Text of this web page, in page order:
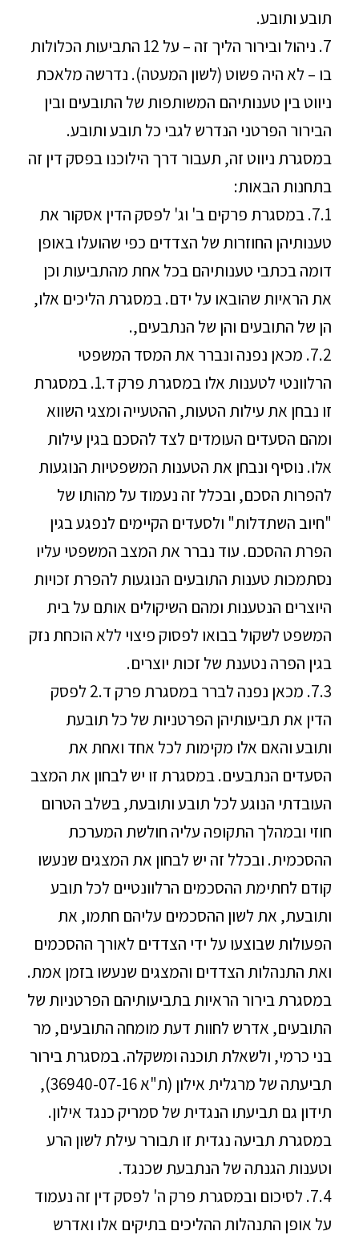
תובע ותובע.
7. ניהול ובירור הליך זה – על 12 התביעות הכלולות
בו – לא היה פשוט (לשון המעטה). נדרשה מלאכת
ניווט בין טענותיהם המשותפות של התובעים ובין
הבירור הפרטני הנדרש לגבי כל תובע ותובע.
במסגרת ניווט זה, תעבור דרך הילוכנו בפסק דין זה
בתחנות הבאות:
7.1. במסגרת פרקים ב' וג' לפסק הדין אסקור את
טענותיהן החוזרות של הצדדים כפי שהועלו באופן
דומה בכתבי טענותיהם בכל אחת מהתביעות וכן
את הראיות שהובאו על ידם. במסגרת הליכים אלו,
הן של התובעים והן של הנתבעים,.
7.2. מכאן נפנה ונברר את המסד המשפטי
הרלוונטי לטענות אלו במסגרת פרק ד.1. במסגרת
זו נבחן את עילות הטעות, ההטעייה ומצגי השווא
ומהם הסעדים העומדים לצד להסכם בגין עילות
אלו. נוסיף ונבחן את הטענות המשפטיות הנוגעות
להפרות הסכם, ובכלל זה נעמוד על מהותו של
"חיוב השתדלות" ולסעדים הקיימים לנפגע בגין
הפרת ההסכם. עוד נברר את המצב המשפטי עליו
נסתמכות טענות התובעים הנוגעות להפרת זכויות
היוצרים הנטענות ומהם השיקולים אותם על בית
המשפט לשקול בבואו לפסוק פיצוי ללא הוכחת נזק
בגין הפרה נטענת של זכות יוצרים.
7.3. מכאן נפנה לברר במסגרת פרק ד.2 לפסק
הדין את תביעותיהן הפרטניות של כל תובעת
ותובע והאם אלו מקימות לכל אחד ואחת את
הסעדים הנתבעים. במסגרת זו יש לבחון את המצב
העובדתי הנוגע לכל תובע ותובעת, בשלב הטרום
חוזי ובמהלך התקופה עליה חולשת המערכת
ההסכמית. ובכלל זה יש לבחון את המצגים שנעשו
קודם לחתימת ההסכמים הרלוונטיים לכל תובע
ותובעת, את לשון ההסכמים עליהם חתמו, את
הפעולות שבוצעו על ידי הצדדים לאורך ההסכמים
ואת התנהלות הצדדים והמצגים שנעשו בזמן אמת.
במסגרת בירור הראיות בתביעותיהם הפרטניות של
התובעים, אדרש לחוות דעת מומחה התובעים, מר
בני כרמי, ולשאלת תוכנה ומשקלה. במסגרת בירור
תביעתה של מרגלית אילון (ת"א 36940-07-16),
תידון גם תביעתו הנגדית של סמריק כנגד אילון.
במסגרת תביעה נגדית זו תבורר עילת לשון הרע
וטענות הגנתה של הנתבעת שכנגד.
7.4. לסיכום ובמסגרת פרק ה' לפסק דין זה נעמוד
על אופן התנהלות ההליכים בתיקים אלו ואדרש